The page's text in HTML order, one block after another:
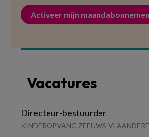
Activeer mijn
Vacatures
Directeur-bestuurder
KINDEROPVANG ZEEUWS-